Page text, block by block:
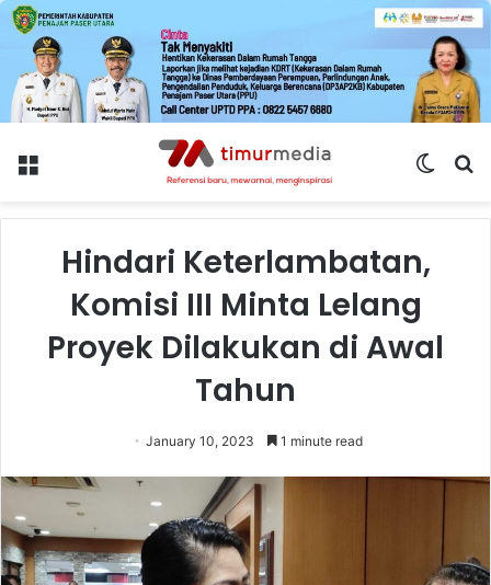
Menu
Switch
Hindari Keterlambatan,
Komisi III Minta Lelang
Proyek Dilakukan di Awal
Tahun
January 10, 2023 1 minute read